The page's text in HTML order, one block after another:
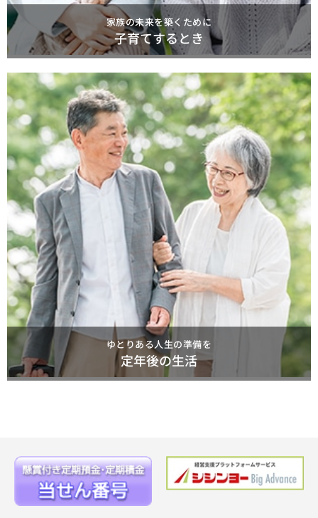
家族の未来を築くために
子育てするとき
ゆとりある人生の準備を
定年後の生活